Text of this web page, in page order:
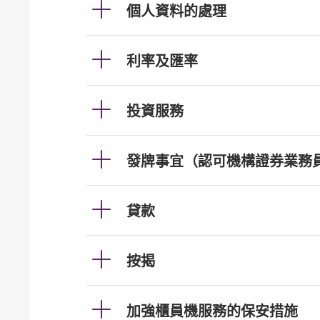
個人資料的處理
利率及匯率
投資服務
發牌事宜（認可機構證券業務
貸款
按揭
加強櫃員機服務的保安措施